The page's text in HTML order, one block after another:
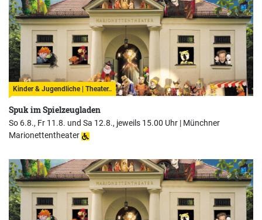
Kinder & Jugendliche | Theater..
Spuk im Spielzeugladen
So 6.8., Fr 11.8. und Sa 12.8., jeweils 15.00 Uhr | Münchner
Marionettentheater